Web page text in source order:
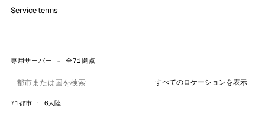
Service terms
専用サーバー - 全71拠点
すべてのロケーションを表示
71都市 · 6大陸